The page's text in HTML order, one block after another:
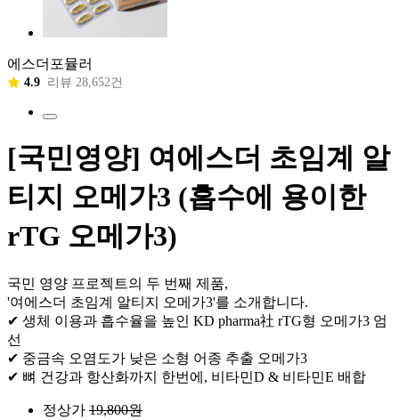
에스더포뮬러
4.9 리뷰 28,652건
[국민영양] 여에스더 초임계 알
티지 오메가3 (흡수에 용이한
rTG 오메가3)
국민 영양 프로젝트의 두 번째 제품,
'여에스더 초임계 알티지 오메가3'를 소개합니다.
✔ 생체 이용과 흡수율을 높인 KD pharma社 rTG형 오메가3 엄
선
✔ 중금속 오염도가 낮은 소형 어종 추출 오메가3
✔ 뼈 건강과 항산화까지 한번에, 비타민D & 비타민E 배합
정상가 19,800원